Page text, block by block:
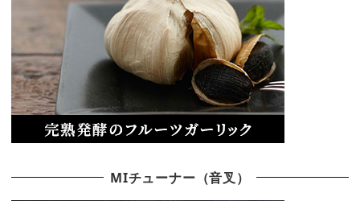
MIチューナー（音叉）